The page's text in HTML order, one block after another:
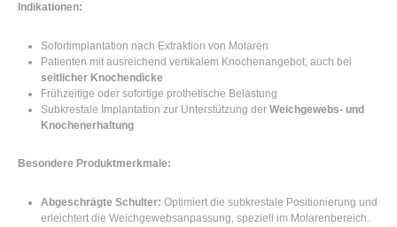
Indikationen:
Sofortimplantation nach Extraktion von Molaren
Patienten mit ausreichend vertikalem Knochenangebot, auch bei
seitlicher Knochendicke
Frühzeitige oder sofortige prothetische Belastung
Subkrestale Implantation zur Unterstützung der Weichgewebs- und
Knochenerhaltung
Besondere Produktmerkmale:
Abgeschrägte Schulter: Optimiert die subkrestale Positionierung und
erleichtert die Weichgewebsanpassung, speziell im Molarenbereich.